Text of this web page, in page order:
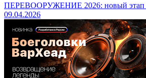
ПЕРЕВООРУЖЕНИЕ 2026: новый этап
09.04.2026